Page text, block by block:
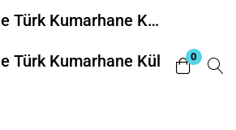
1king ile Türk Kumarhane Kültüründe Eşsiz Oyun Deneyimi: Tarihi ve Geleneklerin İncelenmesi
Türk Kumarhane Kültüründe
0
Login